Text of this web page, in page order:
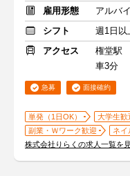
雇用形態
アルバ
シフト
週1日以
アクセス
権堂駅
車3分
急募 面接確約
単発（1日OK） 大学生歓
副業・Ｗワーク歓迎
ネイ
株式会社りらくの求人一覧を